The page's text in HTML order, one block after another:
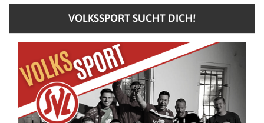
VOLKSSPORT SUCHT DICH!